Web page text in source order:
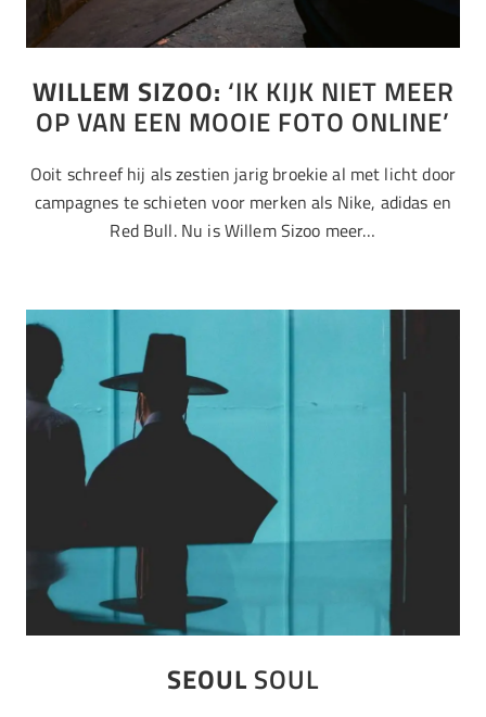
WILLEM SIZOO: ‘IK KIJK NIET MEER
OP VAN EEN MOOIE FOTO ONLINE’
Ooit schreef hij als zestien jarig broekie al met licht door
campagnes te schieten voor merken als Nike, adidas en
Red Bull. Nu is Willem Sizoo meer…
SEOUL SOUL